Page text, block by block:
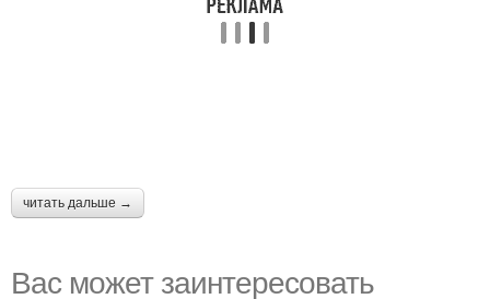
читать дальше →
Вас может заинтересовать